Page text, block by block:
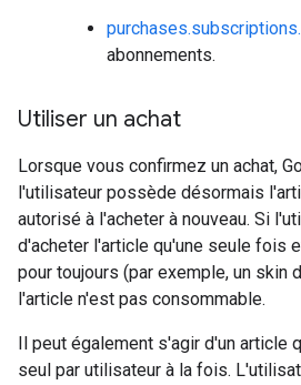
abonnements.
Utiliser un achat
Lorsque vous confirmez un achat,
l'utilisateur possède désormais
autorisé à l'acheter à nouveau. Si
d'acheter l'article qu'une seule fois
pour toujours (par exemple, un skin
l'article n'est pas consommable.
Il peut également s'agir d'un article
seul par utilisateur à la fois.